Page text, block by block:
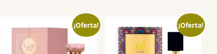
¡Oferta! ¡Oferta!